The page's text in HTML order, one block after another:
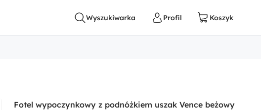
Fotel wypoczynkowy z podnóżkiem uszak Vence beżowy